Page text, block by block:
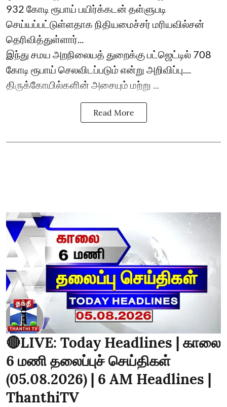
932 கோடி ரூபாய் பயிர்க்கடன் தள்ளுபடி
செய்யப்பட்டுள்ளதாக நிதியமைச்சர் மரியவில்சன்
தெரிவித்துள்ளார்...
இந்து சமய அறநிலையத் துறைக்கு பட்ஜெட்டில் 708
கோடி ரூபாய் செலவிடப்படும் என்று அறிவிப்பு....
திருக்கோயில்களின் அசையும் மற்று ...
Read More
🔴LIVE: Today Headlines | காலை
6 மணி தலைப்புச் செய்திகள்
(05.08.2026) | 6 AM Headlines |
ThanthiTV